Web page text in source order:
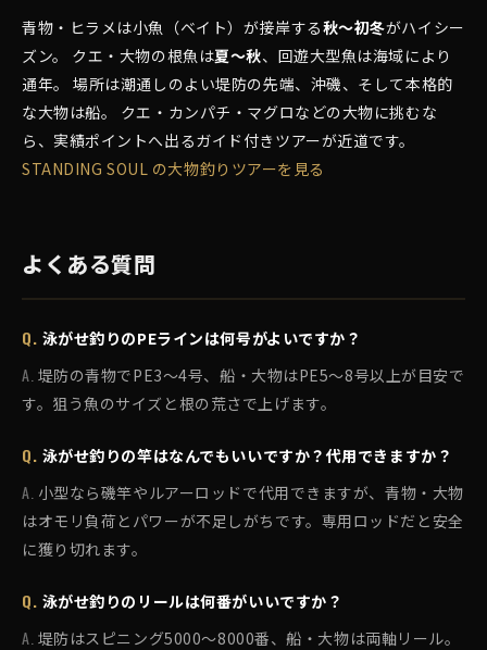
青物・ヒラメは小魚（ベイト）が接岸する秋〜初冬がハイシー
ズン。 クエ・大物の根魚は夏〜秋、回遊大型魚は海域により
通年。 場所は潮通しのよい堤防の先端、沖磯、そして本格的
な大物は船。 クエ・カンパチ・マグロなどの大物に挑むな
ら、実績ポイントへ出るガイド付きツアーが近道です。
STANDING SOUL の大物釣りツアーを見る
よくある質問
泳がせ釣りのPEラインは何号がよいですか？
堤防の青物でPE3〜4号、船・大物はPE5〜8号以上が目安で
す。狙う魚のサイズと根の荒さで上げます。
泳がせ釣りの竿はなんでもいいですか？代用できますか？
小型なら磯竿やルアーロッドで代用できますが、青物・大物
はオモリ負荷とパワーが不足しがちです。専用ロッドだと安全
に獲り切れます。
泳がせ釣りのリールは何番がいいですか？
堤防はスピニング5000〜8000番、船・大物は両軸リール。